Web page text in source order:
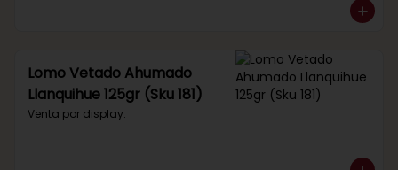
Lomo Vetado Ahumado
Llanquihue 125gr (Sku 181)
Venta por display.